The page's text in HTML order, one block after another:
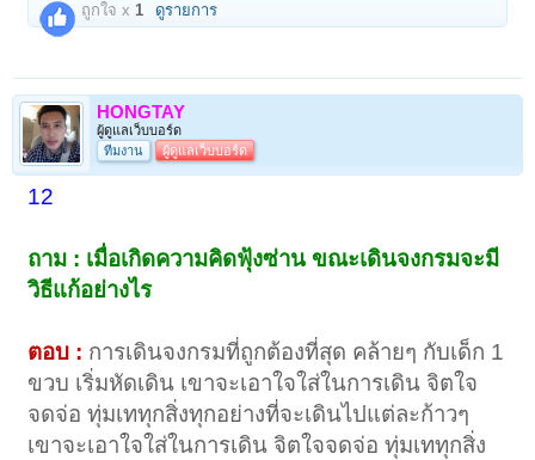
ถูกใจ x1 ดูรายการ
HONGTAY
ผู้ดูแลเว็บบอร์ด
ทีมงาน
ผู้ดูแลเว็บบอร์ด
12
ถาม : เมื่อเกิดความคิดฟุ้งซ่าน ขณะเดินจงกรมจะมี
วิธีแก้อย่างไร
ตอบ : การเดินจงกรมที่ถูกต้องที่สุด คล้ายๆ กับเด็ก 1
ขวบ เริ่มหัดเดิน เขาจะเอาใจใส่ในการเดิน จิตใจ
จดจ่อ ทุ่มเททุกสิ่งทุกอย่างที่จะเดินไปแต่ละก้าวๆ
เขาจะเอาใจใส่ในการเดิน จิตใจจดจ่อ ทุ่มเททุกสิ่ง